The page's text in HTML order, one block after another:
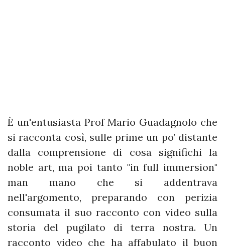
È un'entusiasta Prof Mario Guadagnolo che
si racconta così, sulle prime un po’ distante
dalla comprensione di cosa significhi la
noble art, ma poi tanto "in full immersion"
man mano che si addentrava
nell'argomento, preparando con perizia
consumata il suo racconto con video sulla
storia del pugilato di terra nostra. Un
racconto video che ha affabulato il buon